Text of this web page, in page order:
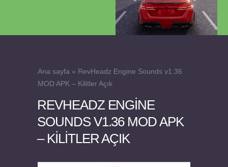
Felix the Reaper v1.25 FULL APK
Ana sayfa » RevHeadz Engine Sounds v1.36
MOD APK – Kilitler Açık
REVHEADZ ENGINE
SOUNDS V1.36 MOD APK
– KILITLER AÇIK